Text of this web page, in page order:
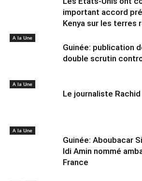
important accord
Kenya sur les terres
A la Une
Guinée: publication
double scrutin
A la Une
Le journaliste
A la Une
Guinée: Aboubacar
Idi Amin nommé
France